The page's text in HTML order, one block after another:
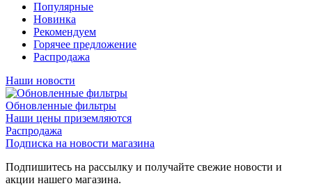
Популярные
Новинка
Рекомендуем
Горячее предложение
Распродажа
Наши новости
Обновленные фильтры
Наши цены приземляются
Распродажа
Подписка на новости магазина
Подпишитесь на рассылку и получайте свежие новости и
акции нашего магазина.